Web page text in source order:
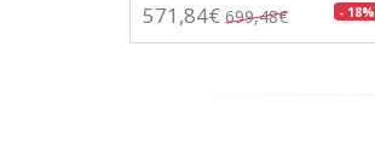
571,84€ 699,48€ - 18%